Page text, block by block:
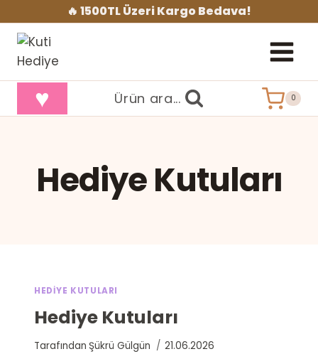
geç
🔥 1500TL Üzeri Kargo Bedava!
♥ Ürün ara... 0
Hediye Kutuları
HEDIYE KUTULARI
Hediye Kutuları
Tarafından Şükrü Gülgün 21.06.2026